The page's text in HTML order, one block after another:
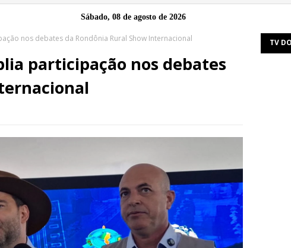
Sábado, 08 de agosto de 2026
nos debates da Rondônia Rural Show Internacional
participação nos debates
TV